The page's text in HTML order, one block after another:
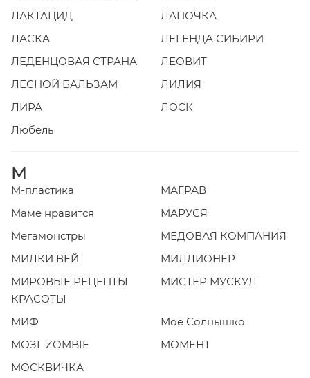
ЛАКТАЦИД
ЛАПОЧКА
ЛАСКА
ЛЕГЕНДА СИБИРИ
ЛЕДЕНЦОВАЯ СТРАНА
ЛЕОВИТ
ЛЕСНОЙ БАЛЬЗАМ
ЛИЛИЯ
ЛИРА
ЛОСК
Любель
М
М-пластика
МАГРАВ
Маме нравится
МАРУСЯ
Мегамонстры
МЕДОВАЯ КОМПАНИЯ
МИЛКИ ВЕЙ
МИЛЛИОНЕР
МИРОВЫЕ РЕЦЕПТЫ
КРАСОТЫ
МИСТЕР МУСКУЛ
МИФ
Моё Солнышко
МОЗГ ZOMBIE
МОМЕНТ
МОСКВИЧКА